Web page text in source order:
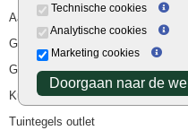
Technische cookies
Analytische cookies
Marketing cookies
Doorgaan naar de
Aanbiedingen
Goedkope bestrating
Goedkope tuintegels
Kunstgras
Tuintegels outlet